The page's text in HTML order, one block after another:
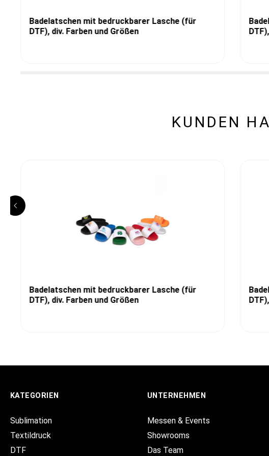
Badelatschen mit bedruckbarer Lasche (für
DTF), div. Farben und Größen
KUNDEN
Badelatschen mit bedruckbarer Lasche (für
DTF), div. Farben und Größen
KATEGORIEN
Sublimation
Textildruck
DTF
UNTERNEHMEN
Messen & Events
Showrooms
Das Team